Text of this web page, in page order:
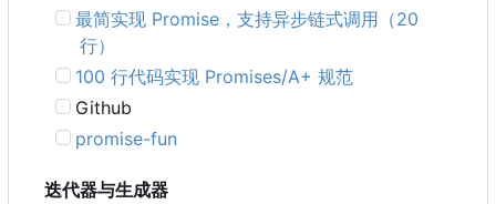
最简实现 Promise ，支持异步链式调用 （20
行）
100 行代码实现 Promises/A+ 规范
Github
promise-fun
迭代器与生成器